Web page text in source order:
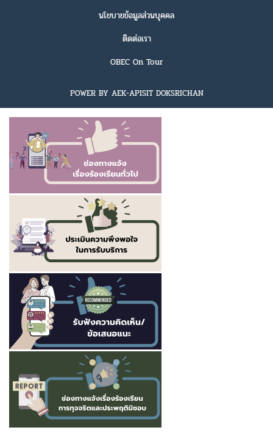
นโยบายข้อมูลส่วนบุคคล
ติดต่อเรา
OBEC On Tour
POWER BY AEK-APISIT DOKSRICHAN